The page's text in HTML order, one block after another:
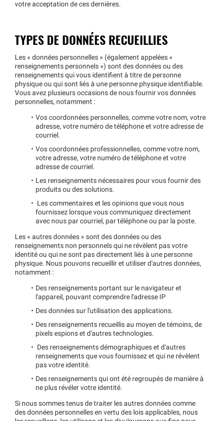
votre acceptation de ces dernières.
TYPES DE DONNÉES RECUEILLIES
Les « données personnelles » (également appelées «
renseignements personnels ») sont des données ou des
renseignements qui vous identifient à titre de personne
physique ou qui sont liés à une personne physique identifiable.
Vous avez plusieurs occasions de nous fournir vos données
personnelles, notamment :
Vos coordonnées personnelles, comme votre nom, votre
adresse, votre numéro de téléphone et votre adresse de
courriel.
Vos coordonnées professionnelles, comme votre nom,
votre adresse, votre numéro de téléphone et votre
adresse de courriel.
Les renseignements nécessaires pour vous fournir des
produits ou des solutions.
Les commentaires et les opinions que vous nous
fournissez lorsque vous communiquez directement
avec nous par courriel, par téléphone ou par la poste.
Les « autres données » sont des données ou des
renseignements non personnels qui ne révèlent pas votre
identité ou qui ne sont pas directement liés à une personne
physique. Nous pouvons recueillir et utiliser d'autres données,
notamment :
Des renseignements portant sur le navigateur et
l'appareil, pouvant comprendre l'adresse IP
Des données sur l'utilisation des applications.
Des renseignements recueillis au moyen de témoins, de
pixels espions et d'autres technologies.
Des renseignements démographiques et d'autres
renseignements que vous fournissez et qui ne révèlent
pas votre identité.
Des renseignements qui ont été regroupés de manière à
ne plus révéler votre identité.
Si nous sommes tenus de traiter les autres données comme
des données personnelles en vertu des lois applicables, nous